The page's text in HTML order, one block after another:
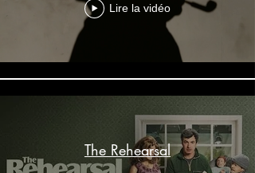
Lire la vidéo
The Rehearsal